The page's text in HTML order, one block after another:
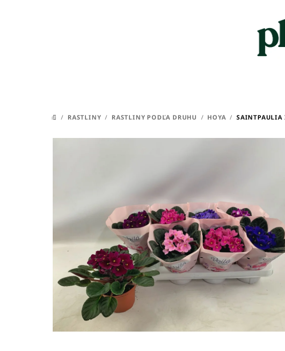
DOMOV
/ RASTLINY / RASTLINY PODĽA DRUHU / HOYA / SAINTPAULIA